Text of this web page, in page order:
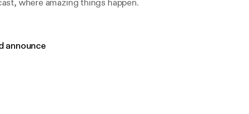
where amazing things happen.
announce